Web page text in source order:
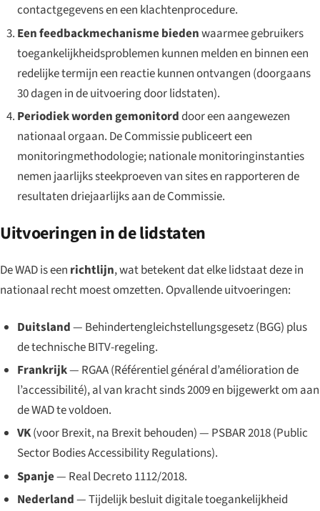
contactgegevens en een klachtenprocedure.
Een feedbackmechanisme biedenwaarmee gebruikers
toegankelijkheidsproblemen kunnen melden en binnen een
redelijke termijn een reactie kunnen ontvangen (doorgaans
30 dagen in de uitvoering door lidstaten).
Periodiek worden gemonitorddoor een aangewezen
nationaal orgaan. De Commissie publiceert een
monitoringmethodologie; nationale monitoringinstanties
nemen jaarlijks steekproeven van sites en rapporteren de
resultaten driejaarlijks aan de Commissie.
Uitvoeringen in de lidstaten
De WAD is een richtlijn, wat betekent dat elke lidstaat deze in
nationaal recht moest omzetten. Opvallende uitvoeringen:
Duitsland— Behindertengleichstellungsgesetz(BGG) plus
de technische BITV-regeling.
Frankrijk— RGAA (Référentiel général d’amélioration de
l’accessibilité), al van kracht sinds 2009 en bijgewerkt om aan
de WAD te voldoen.
VK(voor Brexit, na Brexit behouden) — PSBAR 2018 (Public
Sector Bodies Accessibility Regulations).
Spanje— Real Decreto 1112/2018.
Nederland— Tijdelijk besluit digitale toegankelijkheid